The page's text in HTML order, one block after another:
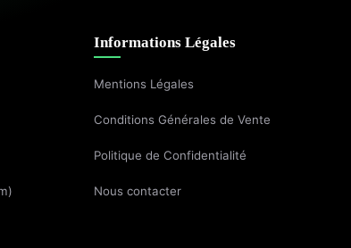
Informations Légales
Mentions Légales
Conditions Générales de Vente
Politique de Confidentialité
Nous contacter